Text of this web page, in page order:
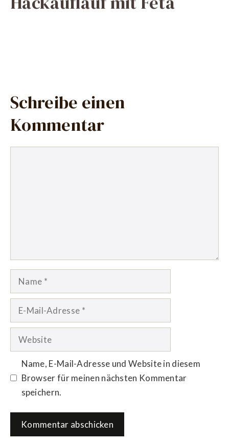
Schreibe einen
Kommentar
Name
Website
Name, E-Mail-Adresse und Website in diesem
Browser für meinen nächsten Kommentar
speichern.